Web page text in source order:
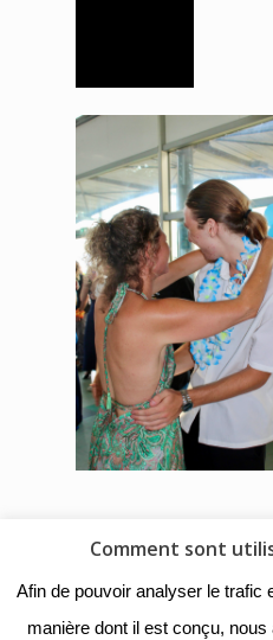
© 2018 -
Navarre |
Comment sont
Afin de pouvoir analyser le trafic
manière dont il est conçu,